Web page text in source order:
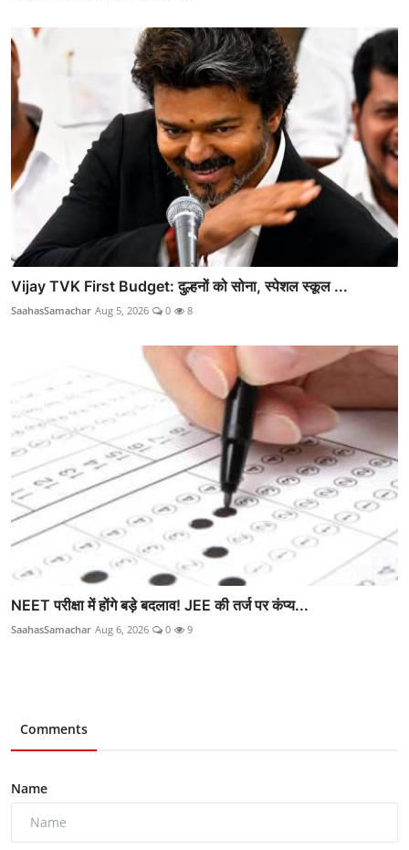
Vijay TVK First Budget: दुल्हनों को सोना, स्पेशल स्कूल ...
SaahasSamachar Aug 5, 2026 0 8
NEET परीक्षा में होंगे बड़े बदलाव! JEE की तर्ज पर कंप्य...
SaahasSamachar Aug 6, 2026 0 9
Comments
Name